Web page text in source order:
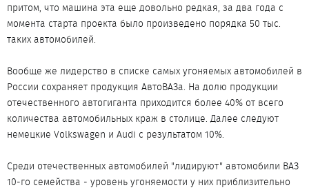
притом, что машина эта еще довольно редкая, за два года с
момента старта проекта было произведено порядка 50 тыс.
таких автомобилей.
Вообще же лидерство в списке самых угоняемых автомобилей в
России сохраняет продукция АвтоВАЗа. На долю продукции
отечественного автогиганта приходится более 40% от всего
количества автомобильных краж в столице. Далее следуют
немецкие Volkswagen и Audi с результатом 10%.
Среди отечественных автомобилей "лидируют" автомобили ВАЗ
10-го семейства - уровень угоняемости у них приблизительно